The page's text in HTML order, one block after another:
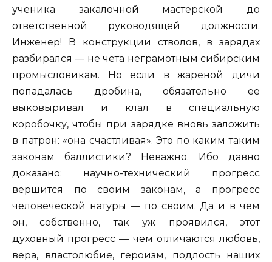
ученика закалочной мастерской до
ответственной руководящей должности.
Инженер! В конструкции стволов, в зарядах
разбирался — не чета неграмотным сибирским
промысловикам. Но если в жареной дичи
попадалась дробина, обязательно ее
выковыривал и клал в специальную
коробочку, чтобы при зарядке вновь заложить
в патрон: «она счастливая». Это по каким таким
законам баллистики? Неважно. Ибо давно
доказано: научно-технический прогресс
вершится по своим законам, а прогресс
человеческой натуры — по своим. Да и в чем
он, собственно, так уж проявился, этот
духовный прогресс — чем отличаются любовь,
вера, властолюбие, героизм, подлость наших